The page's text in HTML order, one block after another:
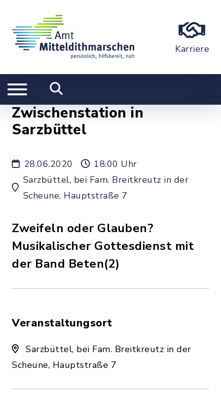
Karriere
Zwischenstation in
Sarzbüttel
28.06.2020
18:00 Uhr
Sarzbüttel, bei Fam. Breitkreutz in der
Scheune, Hauptstraße 7
Zweifeln oder Glauben?
Musikalischer Gottesdienst mit
der Band Beten(2)
Veranstaltungsort
Sarzbüttel, bei Fam. Breitkreutz in der
Scheune, Hauptstraße 7